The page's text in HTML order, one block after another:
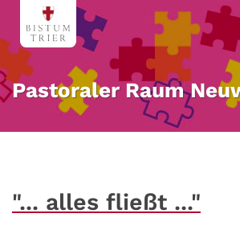
Zum Inhalt springen
Pastoraler Raum
"... alles fließt ..."